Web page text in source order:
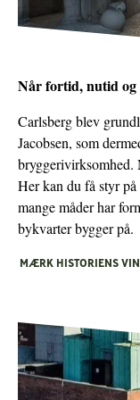
Når fortid, nutid og
Carlsberg blev
Jacobsen, som
bryggerivirksomhed.
Her kan du få styr
mange måder har
bykvarter bygger på.
MÆRK HISTORIENS